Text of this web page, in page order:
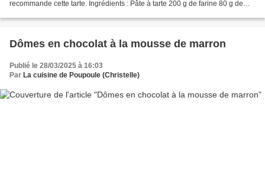
recommande cette tarte. Ingrédients : Pâte à tarte 200 g de farine 80 g de
Dômes en chocolat à la mousse de marron
Publié le 28/03/2025 à 16:03
Par La cuisine de Poupoule (Christelle)